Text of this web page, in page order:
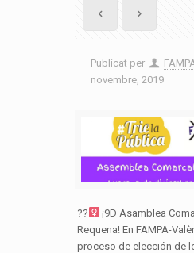
Publicat per
novembre, 2019
??‍
¡9D Asamblea
Requena! En FAMPA-
proceso de elección de